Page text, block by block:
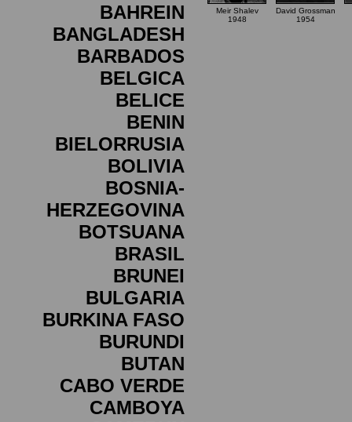
BAHREIN
BANGLADESH
BARBADOS
BELGICA
BELICE
BENIN
BIELORRUSIA
BOLIVIA
BOSNIA-
HERZEGOVINA
BOTSUANA
BRASIL
BRUNEI
BULGARIA
BURKINA FASO
BURUNDI
BUTAN
CABO VERDE
CAMBOYA
Meir Shalev
1948
David Grossman
1954